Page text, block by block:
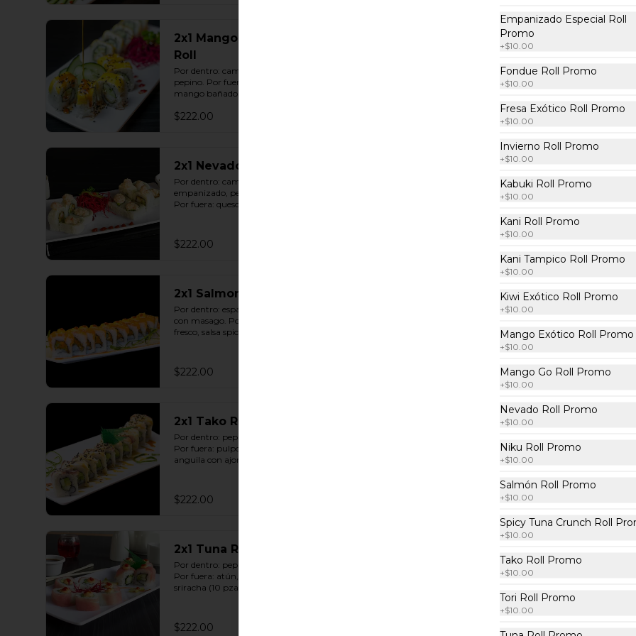
2x1 Mango Exótico
Roll
Por dentro: camarón capeado con
pepino. Por fuera: queso crema y
mango bañado en salsa dulce con
$222.00
2x1 Mango Go Roll
Por dentro: camarón empanizado
con tampico y masago. Por fuera:
aguacate con salsa de mango y
sriracha (10 pzas. por rollo).
$222.00
2x1 Nevado Roll
Por dentro: camarón
empanizado, pepino y aguacate.
Por fuera: queso crema y tampico
$222.00
2x1 Niku Roll
Por dentro: arrachera, queso
manchego, zanahoria y calabaza
al tempura. Por fuera: zanahoria
y calabaza al tempura salsa lucky
spicy (10 pzas. por rollo).
2x1 Salmon Roll
Por dentro: espárrago capeado
con masago. Por fuera: salmón
fresco, salsa spicy con sriracha (10
$222.00
2x1 Spicy Tuna Crunch
aguacate y mekaki. Por fiuera
nori: y srirascha (10 pzas. por
$222.00
2x1 Tako Roll
Por dentro: pepino y aguacate.
Por fuera: pulpo, queso y salsa de
anguila con ajonjolí (10 pzas. por
$222.00
2x1 Tori Roll
espárrago capeado, queso
manchego. Por fuera:
pzas. por rollo).
$222.00
2x1 Tuna Roll
Por dentro: pepino y aguacate.
Por fuera: atún, salsa spicy con
sriracha (10 pzas. por rollo).
$222.00
Por dentro: aguacate y espárrago
capeado. Por fuera: queso bañado
por rollo).
Empanizado Especial Roll
Promo
+$10.00
Fondue Roll Promo
+$10.00
Fresa Exótico Roll Promo
+$10.00
Invierno Roll Promo
+$10.00
Kabuki Roll Promo
+$10.00
Kani Roll Promo
+$10.00
Kani Tampico Roll Promo
+$10.00
Kiwi Exótico Roll Promo
+$10.00
Mango Exótico Roll Promo
+$10.00
Mango Go Roll Promo
+$10.00
Nevado Roll Promo
+$10.00
Niku Roll Promo
+$10.00
Salmón Roll Promo
+$10.00
Spicy Tuna Crunch Roll
+$10.00
Tako Roll Promo
+$10.00
Tori Roll Promo
+$10.00